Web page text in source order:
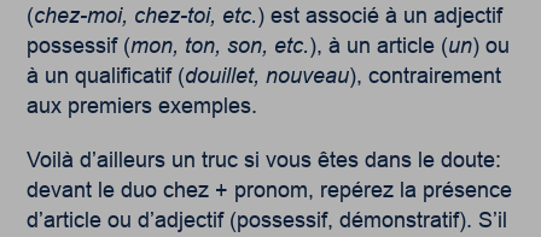
(chez-moi, chez-toi, etc.) est associé à un adjectif
possessif (mon, ton, son, etc.), à un article (un) ou
à un qualificatif (douillet, nouveau), contrairement
aux premiers exemples.
Voilà d’ailleurs un truc si vous êtes dans le doute:
devant le duo chez + pronom, repérez la présence
d’article ou d’adjectif (possessif, démonstratif). S’il